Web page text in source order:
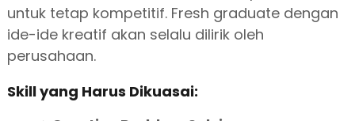
untuk tetap kompetitif. Fresh graduate dengan
ide-ide kreatif akan selalu dilirik oleh
perusahaan.
Skill yang Harus Dikuasai: